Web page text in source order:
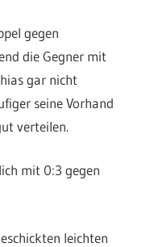
gegen
die Gegner mit
gar nicht
seine Vorhand
verteilen.
mit 0:3 gegen
leichten